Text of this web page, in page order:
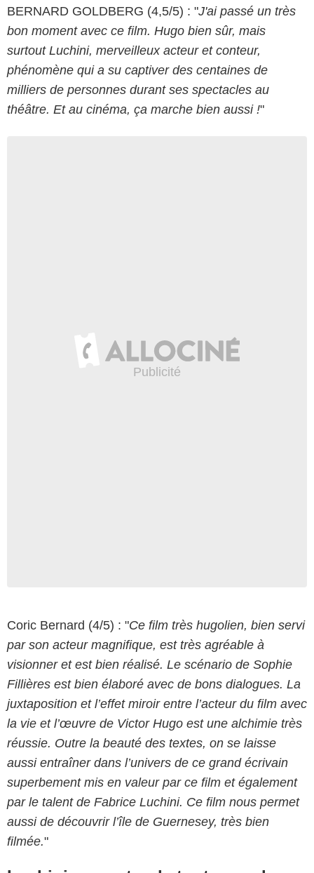
BERNARD GOLDBERG (4,5/5) : "J'ai passé un très
bon moment avec ce film. Hugo bien sûr, mais
surtout Luchini, merveilleux acteur et conteur,
phénomène qui a su captiver des centaines de
milliers de personnes durant ses spectacles au
théâtre. Et au cinéma, ça marche bien aussi !"
Coric Bernard (4/5) : "Ce film très hugolien, bien servi
par son acteur magnifique, est très agréable à
visionner et est bien réalisé. Le scénario de Sophie
Fillières est bien élaboré avec de bons dialogues. La
juxtaposition et l’effet miroir entre l’acteur du film avec
la vie et l’œuvre de Victor Hugo est une alchimie très
réussie. Outre la beauté des textes, on se laisse
aussi entraîner dans l’univers de ce grand écrivain
superbement mis en valeur par ce film et également
par le talent de Fabrice Luchini. Ce film nous permet
aussi de découvrir l’île de Guernesey, très bien
filmée."